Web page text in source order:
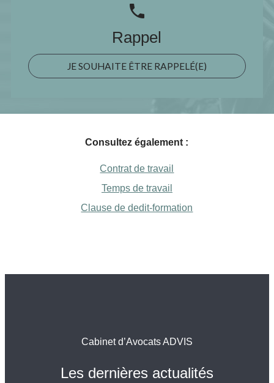
phone
Rappel
JE SOUHAITE ÊTRE RAPPELÉ(E)
Consultez également :
Contrat de travail
Temps de travail
Clause de dedit-formation
Cabinet d’Avocats ADVIS
Les dernières actualités